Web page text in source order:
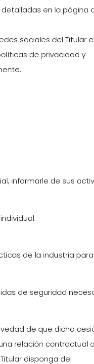
en la página
sociales del Titular
de privacidad y
informarle de sus
de la industria
de seguridad
de que dicha
relación contractual
disponga del